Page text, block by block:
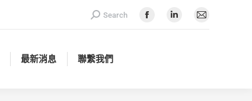
Search:Search
最新消息 聯繫我們
聯繫我們